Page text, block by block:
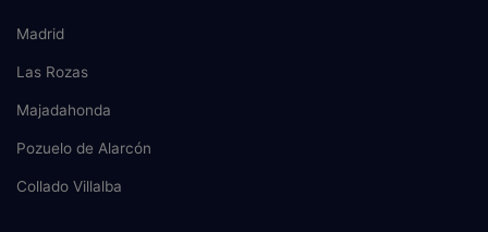
Madrid
Las Rozas
Majadahonda
Pozuelo de Alarcón
Collado Villalba